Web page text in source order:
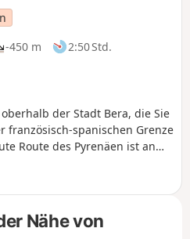
-450 m
2:50 Std.
der Stadt Bera, die Sie
französisch-spanischen Grenze
Route des Pyrenäen ist an
Nähe von